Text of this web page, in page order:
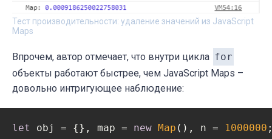
Тест производительности: удаление значений из JavaScript
Maps
Впрочем, автор отмечает, что внутри цикла for
объекты работают быстрее, чем JavaScript Maps –
довольно интригующее наблюдение:
let obj = {}, map = new Map (), n = 1000000